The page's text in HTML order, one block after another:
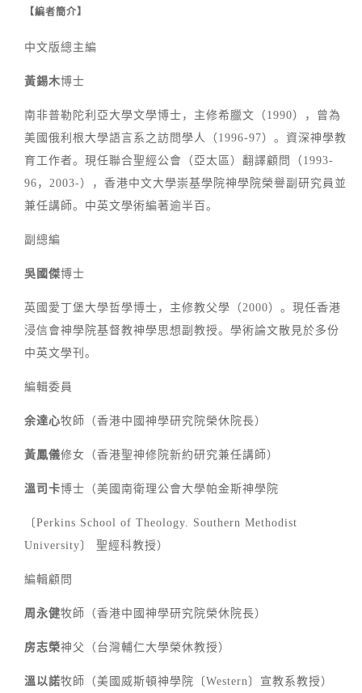
【編者簡介】
中文版總主編
黃錫木博士
南非普勒陀利亞大學文學博士，主修希臘文（1990），曾為
美國俄利根大學語言系之訪問學人（1996-97）。資深神學教
育工作者。現任聯合聖經公會（亞太區）翻譯顧問（1993-
96，2003-），香港中文大學崇基學院神學院榮譽副研究員並
兼任講師。中英文學術編著逾半百。
副總編
吳國傑博士
英國愛丁堡大學哲學博士，主修教父學（2000）。現任香港
浸信會神學院基督教神學思想副教授。學術論文散見於多份
中英文學刊。
編輯委員
余達心牧師（香港中國神學研究院榮休院長）
黃鳳儀修女（香港聖神修院新約研究兼任講師）
溫司卡博士（美國南衛理公會大學帕金斯神學院
〔Perkins School of Theology. Southern Methodist
University〕 聖經科教授）
編輯顧問
周永健牧師（香港中國神學研究院榮休院長）
房志榮神父（台灣輔仁大學榮休教授）
溫以諾牧師（美國威斯頓神學院〔Western〕宣教系教授）